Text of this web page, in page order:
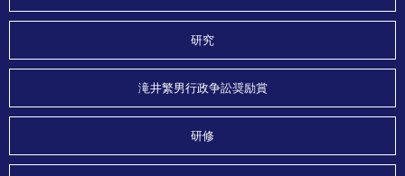
研究
滝井繁男行政争訟奨励賞
研修